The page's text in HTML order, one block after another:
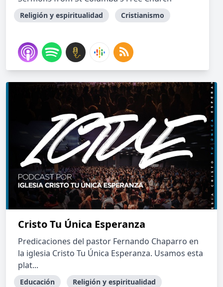
Religión y espiritualidad Cristianismo
Cristo Tu Única Esperanza
Predicaciones del pastor Fernando Chaparro en
la iglesia Cristo Tu Única Esperanza. Usamos esta
plat...
Educación
Religión y espiritualidad